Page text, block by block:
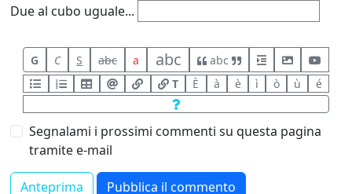
Due al cubo uguale...
G C S abc a abc
abc
T
È à è ì ò ù é
Segnalami i prossimi commenti su questa pagina
tramite e-mail